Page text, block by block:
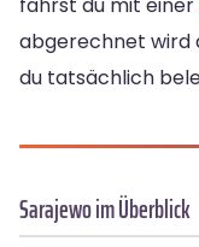
abgerechnet wird
du tatsächlich
Sarajewo im Überblick